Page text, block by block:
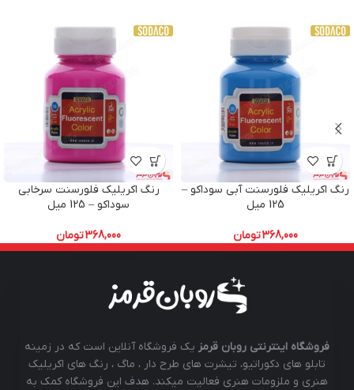
رنگ اکریلیک فلورسنت آبی سوداکو –
125 میل
368,000تومان
رنگ اکریلیک فلورسنت سرخابی
سوداکو – 125 میل
368,000تومان
فروشگاه اینترنتی روبان قرمز یک فروشگاه آنلاین است که در زمینه
تابلو های دکوراتیو، تیشرت های طرح دار ، ماگ ، رنگ های اکریلیک
هنری و ملزومات هنری فعالیت میکند. هدف این فروشگاه کمک به